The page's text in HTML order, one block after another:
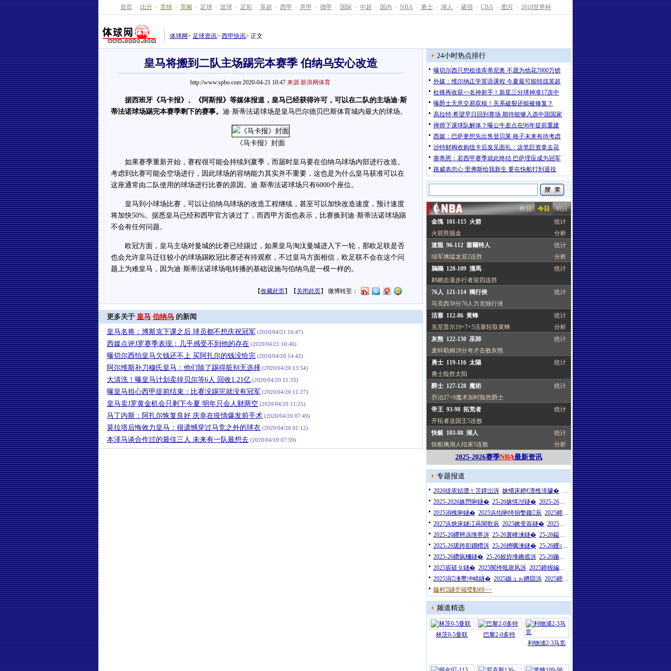
首页 - 比分 - 竞猜 - 宽频 - 足球 - 篮球 - 足彩 - 英超 - 西甲 - 意甲 - 德甲 - 国际 - 中超 - 国内 - NBA - 勇士 - 湖人 - 诸强 - CBA - 图片 - 2018世界杯
体球网> 足球资讯> 西甲快讯> 正文
皇马将搬到二队主场踢完本赛季 伯纳乌安心改造
http://www.spbo.com 2020-04-21 10:47 来源:新浪网体育
据西班牙《马卡报》、《阿斯报》等媒体报道，皇马已经获得许可，可以在二队的主场迪·斯
蒂法诺球场踢完本赛季剩下的赛事。 迪·斯蒂法诺球场是皇马巴尔德贝巴斯体育城内最大的球场。
《马卡报》封面
如果赛季重新开始，赛程很可能会持续到夏季，而届时皇马要在伯纳乌球场内部进行改造。
考虑到比赛可能会空场进行，因此球场的容纳能力其实并不重要，这也是为什么皇马获准可以在
这座通常由二队使用的球场进行比赛的原因。迪·斯蒂法诺球场只有6000个座位。
皇马到小球场比赛，可以让伯纳乌球场的改造工程继续，甚至可以加快改造速度，预计速度
将加快50%。据悉皇马已经和西甲官方谈过了，而西甲方面也表示，比赛换到迪·斯蒂法诺球场踢
不会有任何问题。
欧冠方面，皇马主场对曼城的比赛已经踢过，如果皇马淘汰曼城进入下一轮，那欧足联是否
也会允许皇马迁往较小的球场踢欧冠比赛还有待观察，不过皇马方面相信，欧足联不会在这个问
题上为难皇马，因为迪·斯蒂法诺球场电转播的基础设施与伯纳乌是一模一样的。
【收藏此页】【 关闭此页】 微博转至：
更多关于 皇马 伯纳乌 的新闻
皇马名将：博斯克下课之后 球员都不想庆祝冠军 (2020/04/21 10:47)
西媒点评J罗赛季表现：几乎感受不到他的存在 (2020/04/21 10:46)
曝切尔西怕皇马欠钱还不上 买阿扎尔的钱没给完 (2020/04/20 14:42)
阿尔维斯补刀穆氏皇马：他们除了踢得脏别无选择 (2020/04/20 13:54)
大清洗！曝皇马计划卖掉贝尔等6人 回收1.21亿 (2020/04/20 11:33)
曝皇马担心西甲提前结束：比赛没踢完就没有冠军 (2020/04/20 11:27)
皇马卖J罗黄金机会只剩下今夏 明年只会人财两空 (2020/04/20 11:25)
马丁内斯：阿扎尔恢复良好 庆幸在疫情爆发前手术 (2020/04/20 07:49)
莫拉塔后悔效力皇马：很遗憾穿过马竞之外的球衣 (2020/04/20 01:12)
本泽马谈合作过的最佳三人 未来有一队最想去 (2020/04/19 07:59)
24小时热点排行
曝切尔西只想租借库蒂尼奥 不愿为他花7000万镑
外媒：维尔纳正学英语课程 今夏最可能转战英超
杜锋再收获一名神射手！新星三分球神准17连中
曝爵士无意交易双核！关系破裂还能被修复？
高拉特:希望早日回到赛场 期待能够入选中国国家
禅师下课球队解体？曝公牛差点在96年提前重建
西媒：巴萨更想先出售登贝莱 格子未来有待考虑
沙特财阀收购纽卡后发见面礼：这笔巨资拿去花
塞蒂恩：若西甲赛季就此终结 巴萨理应成为冠军
路威表忠心:里弗斯给我新生 要在快船打到退役
昨日 今日
明日
金塊 101-115 火箭
统计
火箭胜掘金
分析
速龍 96-112 塞爾特人
统计
绿军擒猛龙迎2连胜
分析
鵜鶘 128-109 溜馬
统计
鹈鹕击退步行者迎四连胜
76人 121-114 獨行俠
统计
马克西38分76人力克独行侠
活塞 112-86 黃蜂
统计
克尼普尔19+7+5活塞轻取黄蜂
分析
灰熊 122-130 巫師
统计
麦科勒姆28分奇才击败灰熊
勇士 119-116 太陽
统计
勇士险胜太阳
爵士 127-128 魔術
统计
乔治27+9魔术加时险胜爵士
帝王 93-98 拓荒者
统计
开拓者送国王5连败
快艇 103-88 湖人
统计
快船擒湖人结束5连败
分析
2025-2026赛季NBA最新资讯
专题报道
2026缇庡姞澧ㄤ笘鐣岀泝 姝愭床鍗€澶栧湇璩� 浜炴床鍗€澶栧湇璩�
2025-2026姝愬啝鐩� 25-26姝愰湼鐩� 2025-26姝愭渻鐩�
2025涓栧啝鐩� 2025浜炲啝绮捐嫳鑱辰 2025鍗楃編鑷敱鐩�
2027浜炴床鐩冮爯閬歌辰 2025鏉变簽鐩� 2025闈炴床鍦嬪鐩�
2025-26鑻辫冻绺界泝 25-26寰峰湅鐩� 25-26鎰忓ぇ鍒╃泝
2025-26瑗跨彮鐗欑泝 25-26娉曞湅鐩� 25-26钁¤悇鐗欑泝
2025-26鑽疯槶鐩� 25-26姣斿埄鏅傜泝 25-26鍦熻€冲叾鐩�
2025宸磋タ鐩� 2025闃挎牴寤风泝 2025鍗楃編娲茬悆鏈冪泝
2025涓湅瓒冲崝鐩� 2025鏃ュぉ鐨囩泝 2025鍗楅煋瓒崇附鐩�
鏇村鐩冭禌璧勬枡>>
频道精选
林茨0-5曼联
巴黎2-0多特
利物浦2-3马竞